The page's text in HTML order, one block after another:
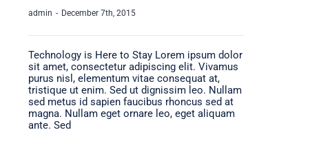
admin - December 7th, 2015
Technology is Here to Stay Lorem ipsum dolor
sit amet, consectetur adipiscing elit. Vivamus
purus nisl, elementum vitae consequat at,
tristique ut enim. Sed ut dignissim leo. Nullam
sed metus id sapien faucibus rhoncus sed at
magna. Nullam eget ornare leo, eget aliquam
ante. Sed